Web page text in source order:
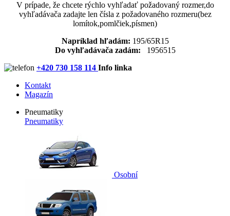
V prípade, že chcete rýchlo vyhľadať požadovaný rozmer,do
vyhľadávača zadajte len čísla z požadovaného rozmeru(bez
lomítok,pomlčiek,písmen)
Napríklad hľadám: 195/65R15
Do vyhľadávača zadám: 1956515
+420 730 158 114 Info linka
Kontakt
Magazín
Pneumatiky
Pneumatiky
Osobní